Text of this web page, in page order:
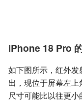
iPhone 18 Pro
如下图所示，红外
出，现位于屏幕左
尺寸可能比以往更